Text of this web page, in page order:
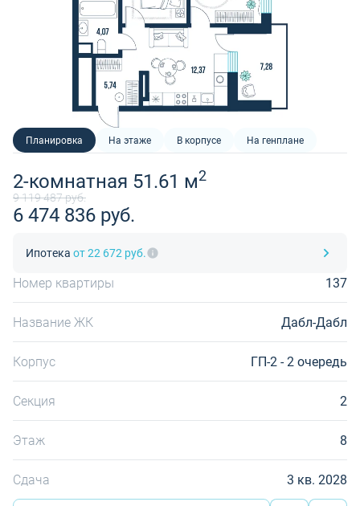
Планировка На этаже В корпусе На генплане
2-комнатная 51.61 м2
9 119 487 руб.
6 474 836 руб.
Ипотека от 22 672 руб.
Номер квартиры 137
Название ЖК Дабл-Дабл
Корпус ГП-2 - 2 очередь
Секция 2
Этаж 8
Сдача 3 кв. 2028